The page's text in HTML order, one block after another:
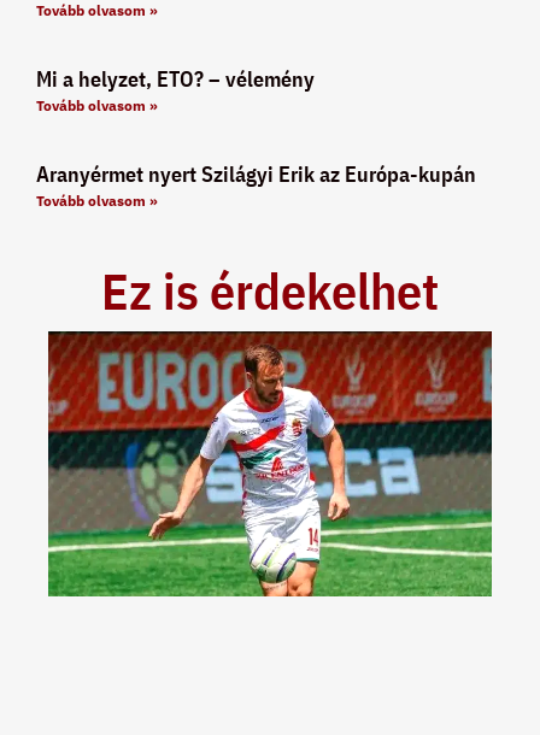
Tovább olvasom »
Mi a helyzet, ETO? – vélemény
Tovább olvasom »
Aranyérmet nyert Szilágyi Erik az Európa-kupán
Tovább olvasom »
Ez is érdekelhet